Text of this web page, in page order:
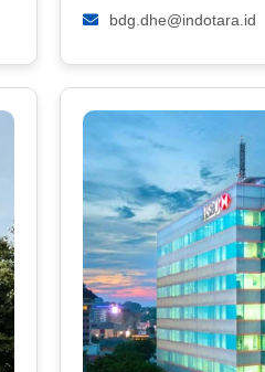
bdg.dhe@indotara.id